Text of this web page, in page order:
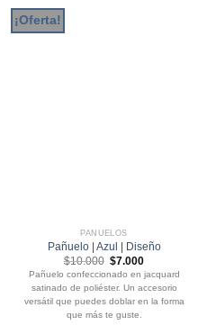
¡Oferta!
PAÑUELOS
Pañuelo | Azul | Diseño
$10.000 El
precio
original
era:
$10.000.
$7.000El
precio
actual
es:
$7.000.
Pañuelo confeccionado en jacquard
satinado de poliéster. Un accesorio
versátil que puedes doblar en la forma
que más te guste.